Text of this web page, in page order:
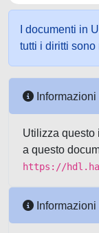
I documenti in
tutti i diritti
Informazioni
Utilizza questo
a questo
https://
Informazioni